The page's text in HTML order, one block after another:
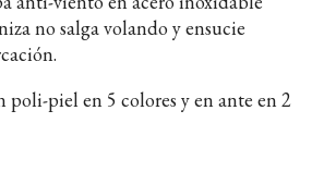
no salga volando y ensucie
poli-piel en 5 colores y en ante en 2